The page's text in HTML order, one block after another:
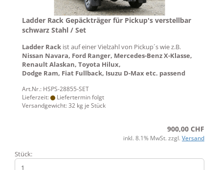
Ladder Rack Gepäckträger für Pickup's verstellbar
schwarz Stahl / Set
Ladder Rack ist auf einer Vielzahl von Pickup´s wie z.B.
Nissan Navara, Ford Ranger, Mercedes-Benz X-Klasse,
​Renault Alaskan, Toyota Hilux,
Dodge Ram, Fiat Fullback, Isuzu D-Max etc. passend
Art.Nr.: HSPS-28855-SET
Lieferzeit:
Liefertermin folgt
Versandgewicht:32 kg je Stück
900,00 CHF
inkl. 8.1% MwSt. zzgl. Versand
Stück: